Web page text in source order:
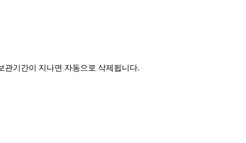
관기간이 지나면 자동으로 삭제됩니다.